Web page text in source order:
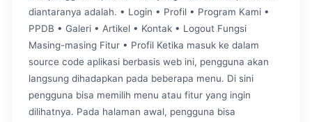
diantaranya adalah. • Login • Profil • Program Kami •
PPDB • Galeri • Artikel • Kontak • Logout Fungsi
Masing-masing Fitur • Profil Ketika masuk ke dalam
source code aplikasi berbasis web ini, pengguna akan
langsung dihadapkan pada beberapa menu. Di sini
pengguna bisa memilih menu atau fitur yang ingin
dilihatnya. Pada halaman awal, pengguna bisa